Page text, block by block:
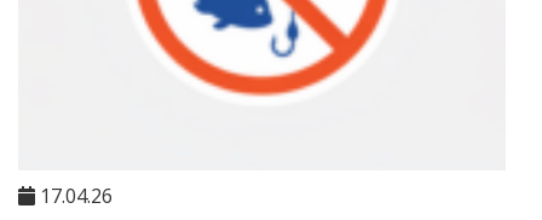
17.04.26